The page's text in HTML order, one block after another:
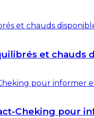
et
Cheking pour